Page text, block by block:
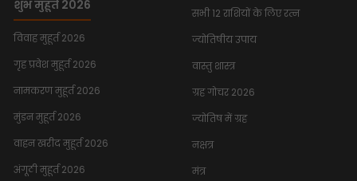
शुभ मुहूर्त 2026
विवाह मुहूर्त 2026
गृह प्रवेश मुहूर्त 2026
नामकरण मुहूर्त 2026
मुंडन मुहूर्त 2026
वाहन खरीद मुहूर्त 2026
अंगूठी मुहूर्त 2026
सभी 12 राशियों के लिए रत्न
ज्योतिषीय उपाय
वास्तु शास्त्र
ग्रह गोचर 2026
ज्योतिष में ग्रह
नक्षत्र
मंत्र